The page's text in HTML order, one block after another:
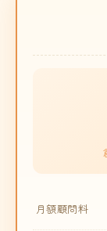
月額顧問料